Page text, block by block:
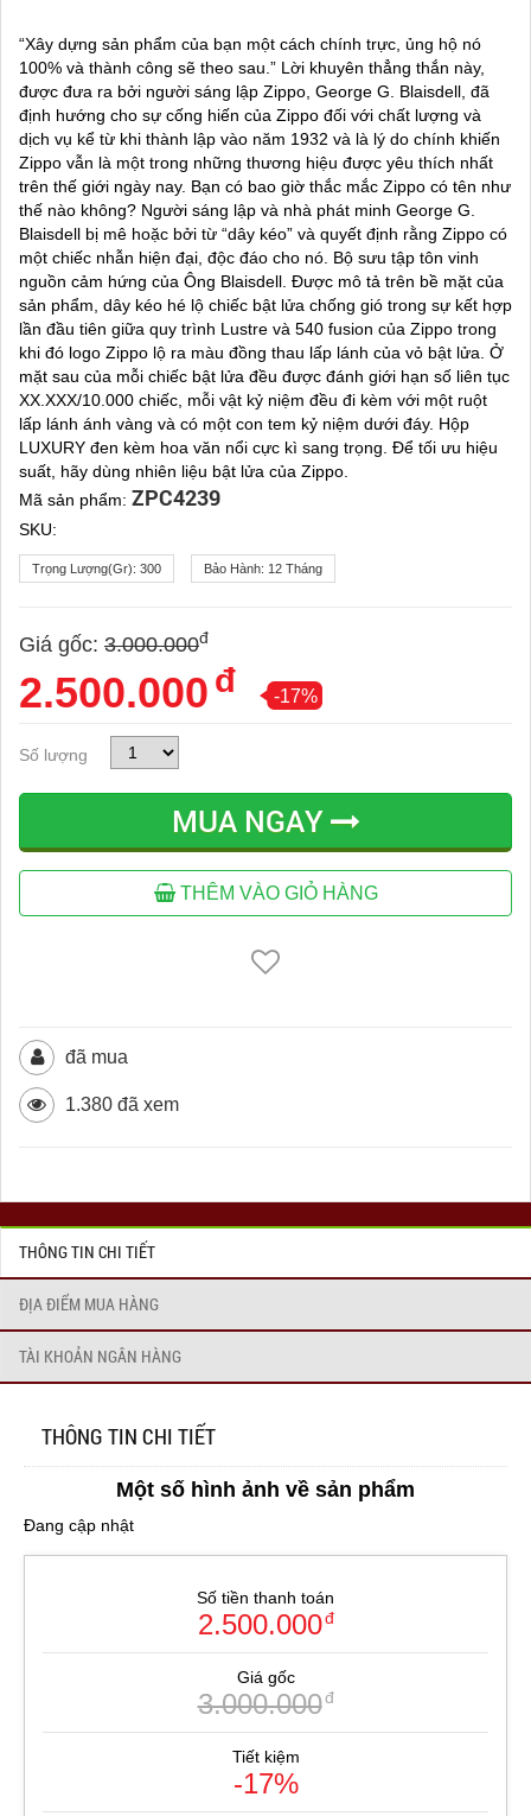
“Xây dựng sản phẩm của bạn một cách chính trực, ủng hộ nó
100% và thành công sẽ theo sau.” Lời khuyên thẳng thắn này,
được đưa ra bởi người sáng lập Zippo, George G. Blaisdell, đã
định hướng cho sự cống hiến của Zippo đối với chất lượng và
dịch vụ kể từ khi thành lập vào năm 1932 và là lý do chính khiến
Zippo vẫn là một trong những thương hiệu được yêu thích nhất
trên thế giới ngày nay. Bạn có bao giờ thắc mắc Zippo có tên như
thế nào không? Người sáng lập và nhà phát minh George G.
Blaisdell bị mê hoặc bởi từ “dây kéo” và quyết định rằng Zippo có
một chiếc nhẫn hiện đại, độc đáo cho nó. Bộ sưu tập tôn vinh
nguồn cảm hứng của Ông Blaisdell. Được mô tả trên bề mặt của
sản phẩm, dây kéo hé lộ chiếc bật lửa chống gió trong sự kết hợp
lần đầu tiên giữa quy trình Lustre và 540 fusion của Zippo trong
khi đó logo Zippo lộ ra màu đồng thau lấp lánh của vỏ bật lửa. Ở
mặt sau của mỗi chiếc bật lửa đều được đánh giới hạn số liên tục
XX.XXX/10.000 chiếc, mỗi vật kỷ niệm đều đi kèm với một ruột
lấp lánh ánh vàng và có một con tem kỷ niệm dưới đáy. Hộp
LUXURY đen kèm hoa văn nổi cực kì sang trọng. Để tối ưu hiệu
suất, hãy dùng nhiên liệu bật lửa của Zippo.
Mã sản phẩm: ZPC4239
SKU:
Trọng Lượng(gr): 300 Bảo Hành: 12 Tháng
Giá gốc: 3.000.000đ
2.500.000 đ -17%
Số lượng
MUA NGAY
THÊM VÀO GIỎ HÀNG
đã mua
1.380 đã xem
THÔNG TIN CHI TIẾT
ĐỊA ĐIỂM MUA HÀNG
TÀI KHOẢN NGÂN HÀNG
THÔNG TIN CHI TIẾT
Một số hình ảnh về sản phẩm
Đang cập nhật
Số tiền thanh toán
2.500.000đ
Giá gốc
3.000.000đ
Tiết kiệm
-17%